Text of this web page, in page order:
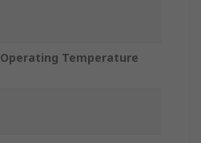
Temperature